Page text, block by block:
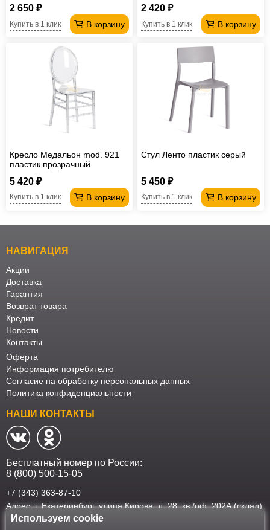
2 650 ₽
В корзину
Купить в 1 клик
2 420 ₽
В корзину
Купить в 1 клик
Кресло Медальон mod. 921
пластик прозрачный
5 420 ₽
В корзину
Купить в 1 клик
Стул Ленто пластик серый
5 450 ₽
В корзину
Купить в 1 клик
НАВИГАЦИЯ
Акции
Доставка
Гарантия
Возврат товара
Кредит
Новости
Контакты
Оферта
Информация потребителю
Согласие на обработку персональных данных
Политика конфиденциальности
НАШИ КОНТАКТЫ
Бесплатный номер по России:
8 (800) 500-15-05
+7 (343) 363-87-10
Адрес: г. Екатеринбург, улица Кирова, д. 28, кв./оф. 202А (склад)
Используем cookie